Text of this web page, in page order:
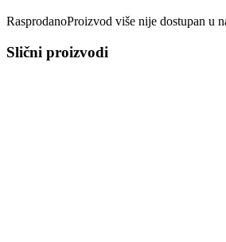
RasprodanoProizvod više nije dostupan u
Slični proizvodi